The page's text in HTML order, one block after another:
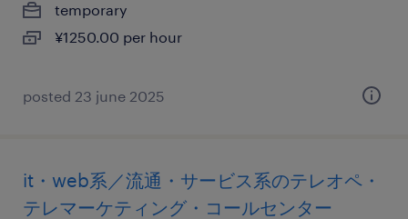
temporary
¥1250.00 per hour
posted 23 june 2025
it・web系／流通・サービス系のテレオペ・
テレマーケティング・コールセンター